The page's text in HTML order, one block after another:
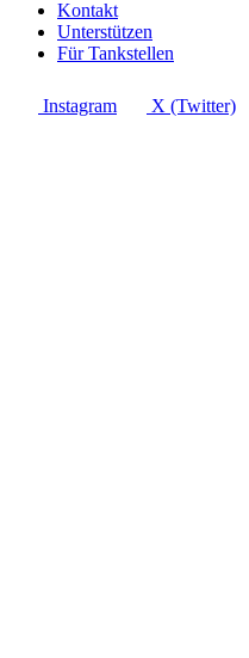
Kontakt
Unterstützen
Für Tankstellen
Instagram X (Twitter)